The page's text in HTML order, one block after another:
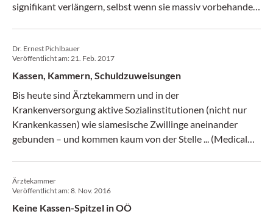
signifikant verlängern, selbst wenn sie massiv vorbehandelt
abschätzen zu können, sind weitere Studien notwendig.
(krebs:hilfe! 6/17)
Dr. Ernest Pichlbauer
Veröffentlicht am:21. Feb. 2017
Kassen, Kammern, Schuldzuweisungen
Bis heute sind Ärztekammern und in der
Krankenversorgung aktive Sozialinstitutionen (nicht nur
Krankenkassen) wie siamesische Zwillinge aneinander
gebunden – und kommen kaum von der Stelle ... (Medical
Ärztekammer
Veröffentlicht am:8. Nov. 2016
Keine Kassen-Spitzel in OÖ